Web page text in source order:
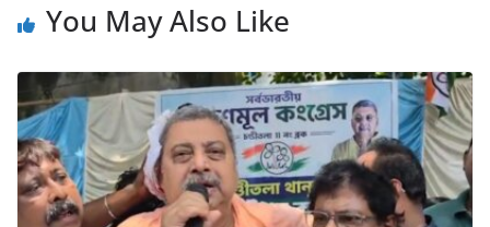
You May Also Like